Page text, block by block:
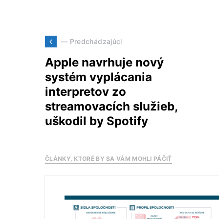
— Predchádzajúci
Apple navrhuje nový
systém vyplácania
interpretov zo
streamovacích služieb,
uškodil by Spotify
ČLÁNKY, KTORÉ BY SA VÁM MOHLI PÁČIŤ